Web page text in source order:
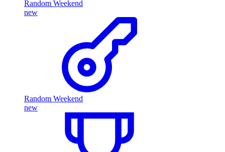
Random Weekend
new
Random Weekend
new